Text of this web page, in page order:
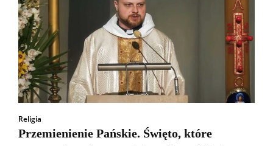
Religia
Przemienienie Pańskie. Święto, które